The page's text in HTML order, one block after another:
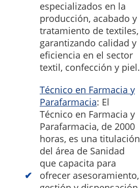
especializados en la
producción, acabado y
tratamiento de textiles,
garantizando calidad y
eficiencia en el sector
textil, confección y piel.
Técnico en Farmacia y
Parafarmacia: El
Técnico en Farmacia y
Parafarmacia, de 2000
horas, es una titulación
del área de Sanidad
que capacita para
ofrecer asesoramiento,